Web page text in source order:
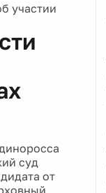
участии
суд
от